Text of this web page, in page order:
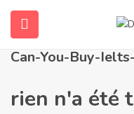
Accueil
Articles publiés par
Can-You-Buy-
rien n'a été